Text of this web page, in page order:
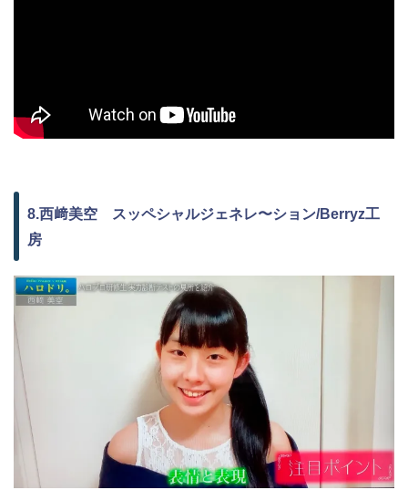
8.西﨑美空 スッペシャルジェネレ〜ション/Berryz工
房